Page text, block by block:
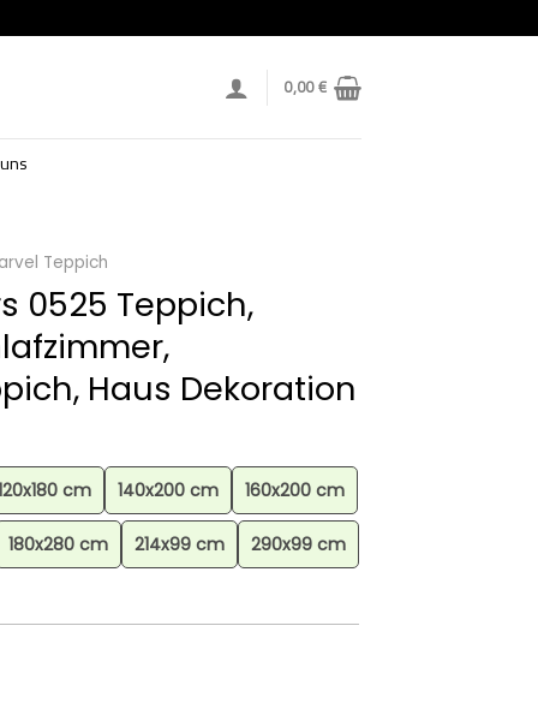
0,00€
Teppich
0525 Teppich,
Haus Dekoration
cm 140x200 cm 160x200 cm
180x280 cm 214x99 cm 290x99 cm